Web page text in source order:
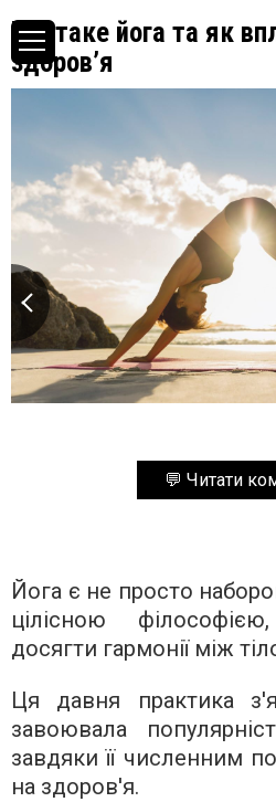
Що таке йога та як
здоров’я
💬 Читати
Йога є не просто
цілісною
досягти гармонії між
Ця давня практика
завоювала
завдяки її численним
на здоров'я.